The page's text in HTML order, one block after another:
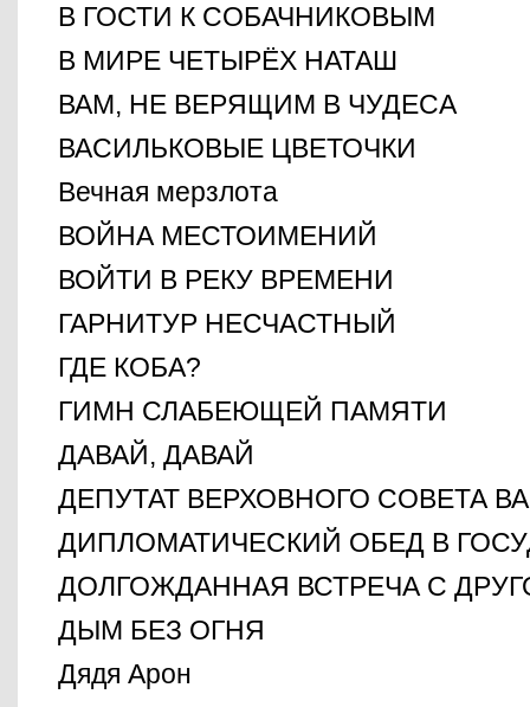
В ГОСТИ К СОБАЧНИКОВЫМ
В МИРЕ ЧЕТЫРЁХ НАТАШ
ВАМ, НЕ ВЕРЯЩИМ В ЧУДЕСА
ВАСИЛЬКОВЫЕ ЦВЕТОЧКИ
Вечная мерзлота
ВОЙНА МЕСТОИМЕНИЙ
ВОЙТИ В РЕКУ ВРЕМЕНИ
ГАРНИТУР НЕСЧАСТНЫЙ
ГДЕ КОБА?
ГИМН СЛАБЕЮЩЕЙ ПАМЯТИ
ДАВАЙ, ДАВАЙ
ДЕПУТАТ ВЕРХОВНОГО СОВЕТА
ДИПЛОМАТИЧЕСКИЙ ОБЕД В
ДОЛГОЖДАННАЯ ВСТРЕЧА С
ДЫМ БЕЗ ОГНЯ
Дядя Aрон